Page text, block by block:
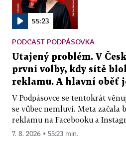
55:23
PODCAST PODPÁSOVKA
Utajený problém. V
první volby, kdy sítě
reklamu. A hlavní oběť
V Podpásovce se tentokrát
se vůbec nemluví. Meta
reklamu na Facebooku a
7. 8. 2026 ▪ 55:23 min.